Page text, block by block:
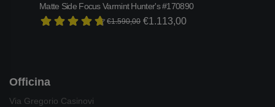
Matte Side Focus Varmint Hunter's #170890
€1.113,00
€1.590,00
Officina
Via Gregorio Casinovi